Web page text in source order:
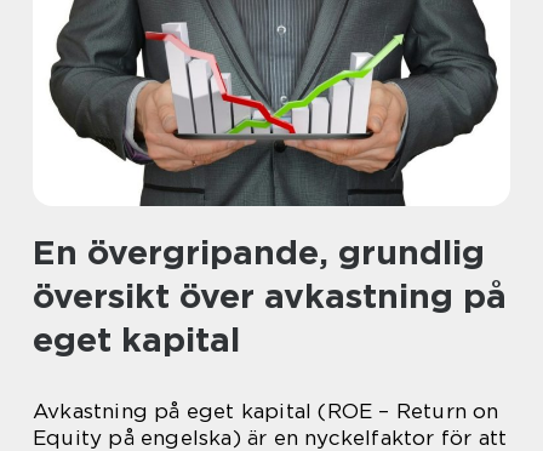
En övergripande, grundlig
översikt över avkastning på
eget kapital
Avkastning på eget kapital (ROE – Return on
Equity på engelska) är en nyckelfaktor för att